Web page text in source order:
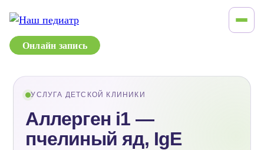
Онлайн запись
УСЛУГА ДЕТСКОЙ КЛИНИКИ
Аллерген i1 —
пчелиный яд, IgE